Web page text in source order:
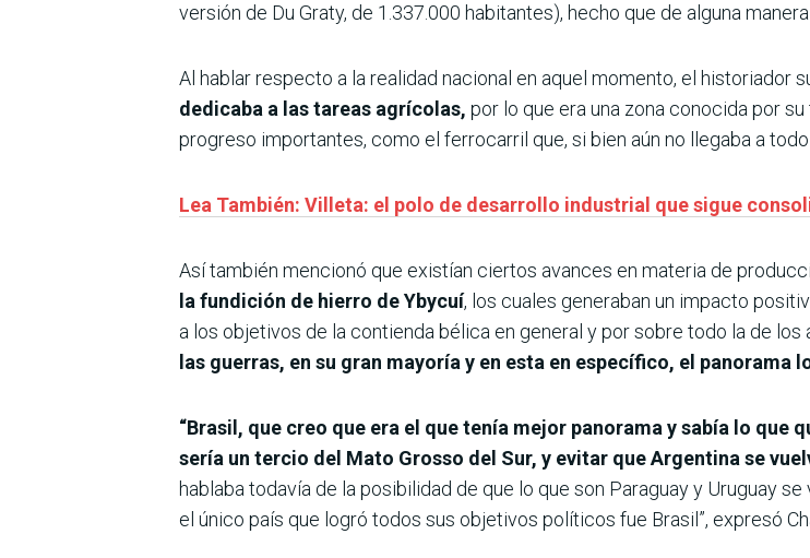
versión de Du Graty, de 1.337.000 habitantes), hecho que de alguna
Al hablar respecto a la realidad nacional en aquel momento, el historiador
dedicaba a las tareas agrícolas, por lo que era una zona conocida por
progreso importantes, como el ferrocarril que, si bien aún no llegaba a
Lea También: Villeta: el polo de desarrollo industrial que sigue
Así también mencionó que existían ciertos avances en materia de
la fundición de hierro de Ybycuí, los cuales generaban un impacto
a los objetivos de la contienda bélica en general y por sobre todo la de los
las guerras, en su gran mayoría y en esta en específico, el panorama
“Brasil, que creo que era el que tenía mejor panorama y sabía lo
sería un tercio del Mato Grosso del Sur, y evitar que Argentina se
hablaba todavía de la posibilidad de que lo que son Paraguay y Uruguay
el único país que logró todos sus objetivos políticos fue Brasil”, expresó